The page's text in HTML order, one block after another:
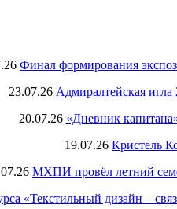
Финал формирования
23.07.26 Адмиралтейская
20.07.26 «Дневник
19.07.26 Кристель
МХПИ провёл летний
«Текстильный дизайн –